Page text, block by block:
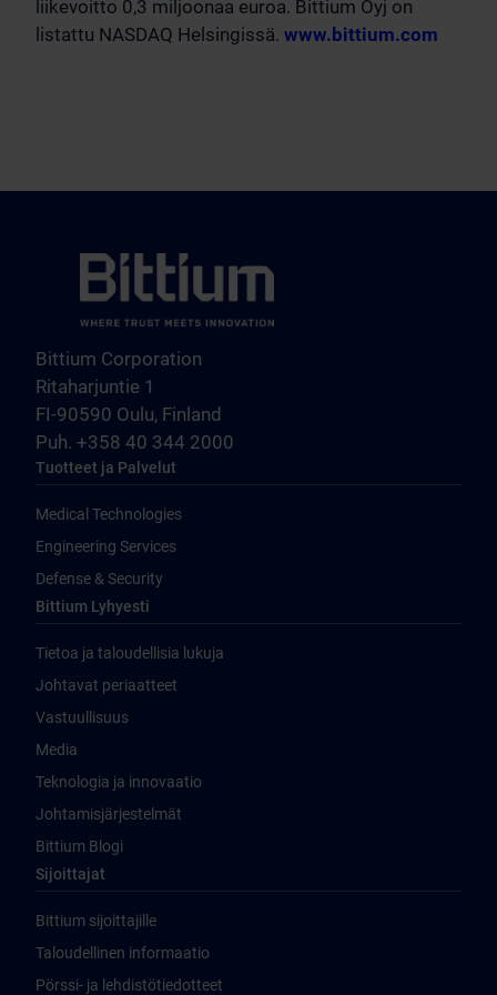
liikevoitto 0,3 miljoonaa euroa. Bittium Oyj on
listattu NASDAQ Helsingissä. www.bittium.com
Bittium Corporation
Ritaharjuntie 1
FI-90590 Oulu, Finland
Puh. +358 40 344 2000
Tuotteet ja Palvelut
Medical Technologies
Engineering Services
Defense & Security
Bittium Lyhyesti
Tietoa ja taloudellisia lukuja
Johtavat periaatteet
Vastuullisuus
Media
Teknologia ja innovaatio
Johtamisjärjestelmät
Bittium Blogi
Sijoittajat
Bittium sijoittajille
Taloudellinen informaatio
Pörssi- ja lehdistötiedotteet